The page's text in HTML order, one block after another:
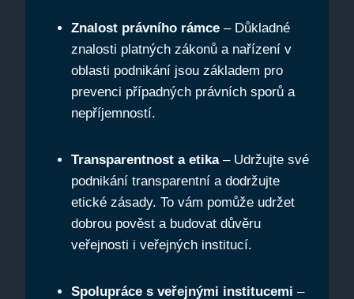
Znalost právního rámce – Důkladné
znalosti platných zákonů a nařízení v
oblasti podnikání jsou základem pro
prevenci případných právních sporů a
nepříjemností.
Transparentnost a etika– Udržujte své
podnikání transparentní a dodržujte
etické zásady. To vám pomůže udržet
dobrou pověst a budovat důvěru
veřejnosti i veřejných institucí.
Spolupráce s veřejnými institucemi –